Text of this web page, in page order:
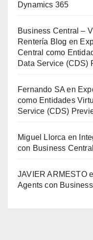
Dynamics 365
Business Central –
Rentería Blog en
Central como
Data Service (CDS)
Fernando SA en
como Entidades
Service (CDS)
Miguel Llorca en
con Business
JAVIER ARMESTO
Agents con